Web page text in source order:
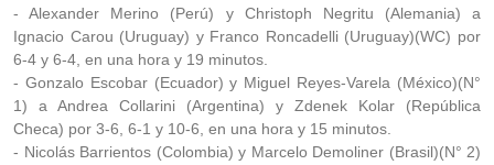
- Alexander Merino (Perú) y Christoph Negritu (Alemania) a
Ignacio Carou (Uruguay) y Franco Roncadelli (Uruguay)(WC) por
6-4 y 6-4, en una hora y 19 minutos.
- Gonzalo Escobar (Ecuador) y Miguel Reyes-Varela (México)(N°
1) a Andrea Collarini (Argentina) y Zdenek Kolar (República
Checa) por 3-6, 6-1 y 10-6, en una hora y 15 minutos.
- Nicolás Barrientos (Colombia) y Marcelo Demoliner (Brasil)(N° 2)